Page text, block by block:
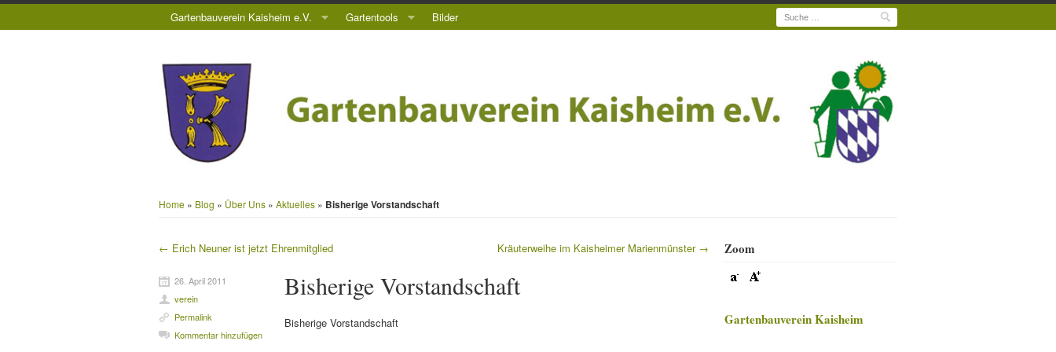
Gartenbauverein Kaisheim e.V. Gartentools Bilder Suche
Home » Blog » Über Uns »Aktuelles » Bisherige Vorstandschaft
Beitragsnavigation
← Erich Neuner ist jetzt Ehrenmitglied Kräuterweihe im Kaisheimer Marienmünster →
Bisherige Vorstandschaft
Bisherige Vorstandschaft
26. April 2011
verein
Permalink
Kommentar hinzufügen
Zoom
Gartenbauverein Kaisheim